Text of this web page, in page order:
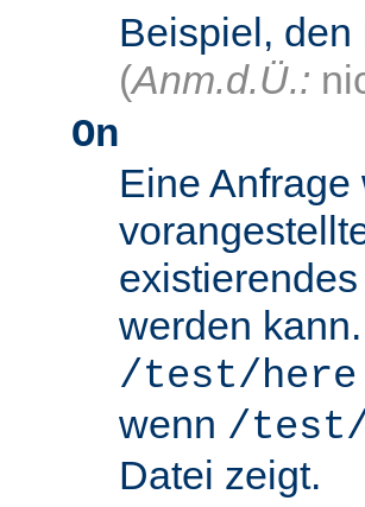
Beispiel,
(Anm.d.Ü.:
On
Eine
werden
/test/
wenn /test/
Datei zeigt.